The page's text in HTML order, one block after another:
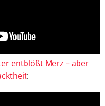
entblößt Merz – aber
: